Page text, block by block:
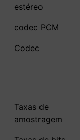
estéreo
codec PCM
Codec
Taxas de
amostragem